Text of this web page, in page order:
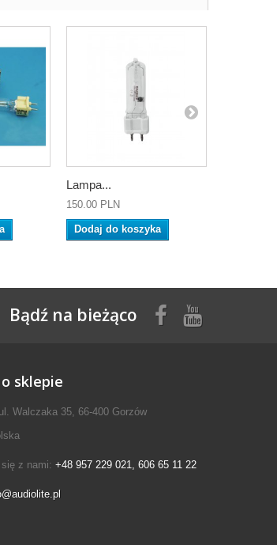
Lampa...
150.00 PLN
Dodaj do koszyka
Bądź na bieżąco
sklepie
Walczaka 35, 66-400 Gorzów
z nami: +48 957 229 021, 606 65 11 22